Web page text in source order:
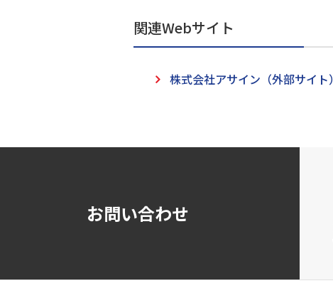
関連Webサイト
株式会社アサイン（外部サイト）
お問い合わせ